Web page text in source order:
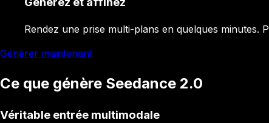
Rendez une prise multi-plans en quelques minutes.
Générer maintenant
Ce que génère Seedance 2.0
Véritable entrée multimodale